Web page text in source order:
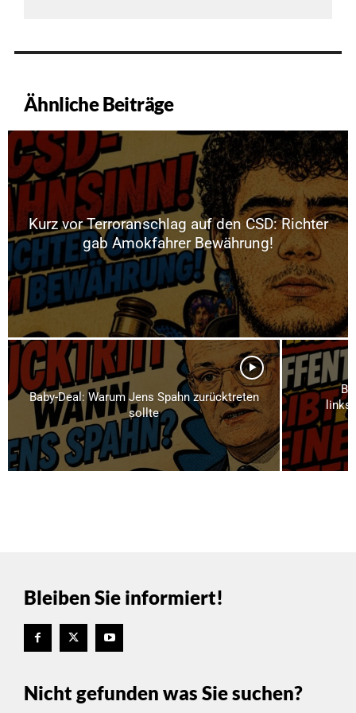
Ähnliche Beiträge
Kurz vor Terroranschlag auf den CSD: Richter
gab Amokfahrer Bewährung!
Baby-Deal: Warum Jens Spahn zurücktreten
sollte
Bleiben Sie informiert!
Nicht gefunden was Sie suchen?